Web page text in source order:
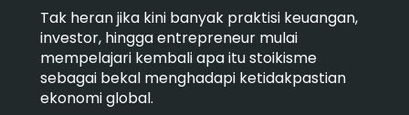
Tak heran jika kini banyak praktisi keuangan,
investor, hingga entrepreneur mulai
mempelajari kembali apa itu stoikisme
sebagai bekal menghadapi ketidakpastian
ekonomi global.